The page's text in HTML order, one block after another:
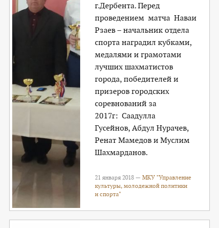
г.Дербента. Перед
проведением матча Наваи
Рзаев – начальник отдела
спорта наградил кубками,
медалями и грамотами
лучших шахматистов
города, победителей и
призеров городских
соревнований за
2017г: Саадулла
Гусейнов, Абдул Нурачев,
Ренат Мамедов и Муслим
Шахмарданов.
21 января 2018 —МКУ "Управление
культуры, молодежной политики
и спорта"